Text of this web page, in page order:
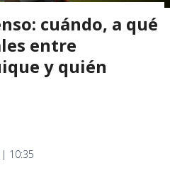
cuándo, a qué
entre
y quién
10:35